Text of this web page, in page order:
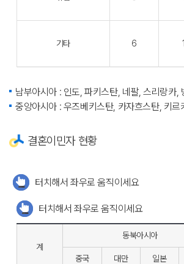
기타 6
남부아시아 : 인도, 파키스탄, 네팔, 스리랑카,
중앙아시아 : 우즈베키스탄, 카자흐스탄, 키르
결혼이민자 현황
터치해서 좌우로 움직이세요
터치해서 좌우로 움직이세요
계
동북아시아
중국 대만 일본